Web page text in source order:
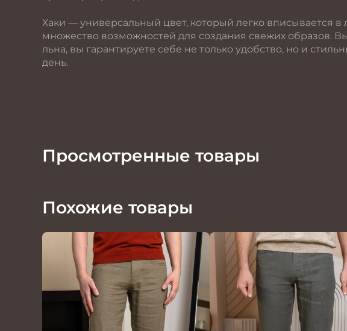
Хаки — универсальный цвет, который легко вписывается в
множество возможностей для создания свежих образов.
льна, вы гарантируете себе не только удобство, но и
день.
Просмотренные товары
Похожие товары